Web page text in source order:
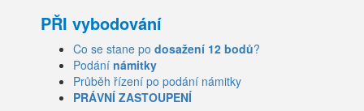
PŘI vybodování
Co se stane po dosažení 12 bodů?
Podání námitky
Průběh řízení po podání námitky
PRÁVNÍ ZASTOUPENÍ